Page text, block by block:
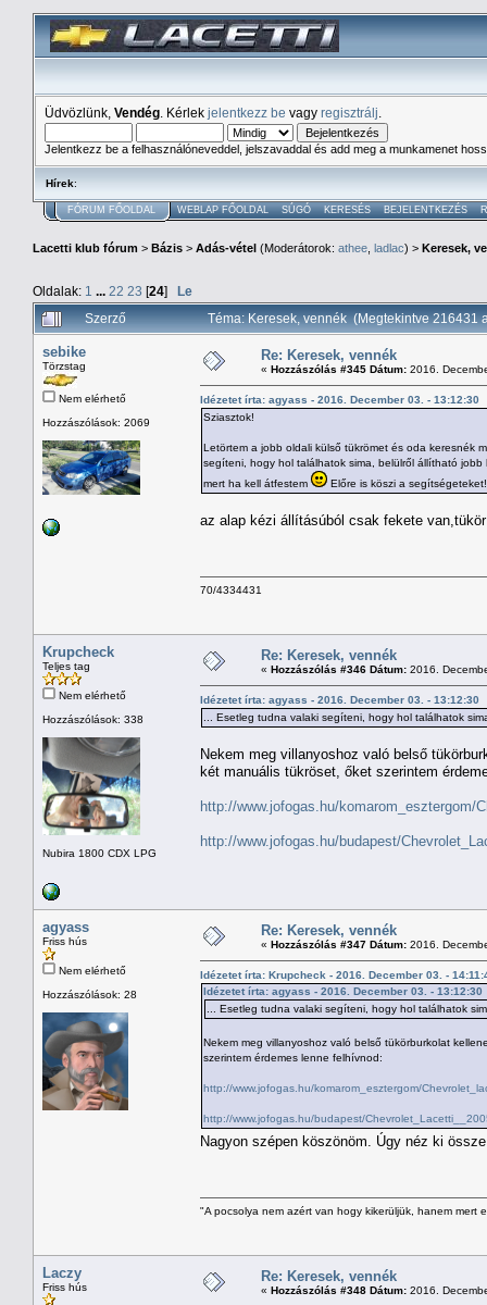
Üdvözlünk, Vendég . Kérlek jelentkezz be vagy regisztrálj
Jelentkezz be a felhasználóneveddel, jelszavaddal és add meg a munkamenet
Hírek:
FÓRUM FŐOLDAL WEBLAP FŐOLDAL SÚGÓ KERESÉS BEJELENTKEZÉS
Lacetti klub fórum > Bázis > Adás-vétel (Moderátorok: athee ladlac) > Keresek,
Oldalak: 1 ... 22 23 [24] Le
Szerző
Téma: Keresek, vennék (Megtekintve 216431
sebike
Törzstag
Nem elérhető
Hozzászólások: 2069
Re: Keresek, vennék
« Hozzászólás #345 Dátum: 2016.
Idézetet írta: agyass - 2016. December 03. - 13:12:30
Sziasztok!
Letörtem a jobb oldali külső tükrömet és oda keresnék
segíteni, hogy hol találhatok sima, belülről állítható
mert ha kell átfestem
Előre is köszi a segítségeteket!
az alap kézi állításúból csak fekete
70/4334431
Krupcheck
Teljes tag
Nem elérhető
Hozzászólások: 338
Nubira 1800 CDX LPG
Re: Keresek, vennék
« Hozzászólás #346 Dátum: 2016.
Idézetet írta: agyass - 2016. December 03. - 13:12:30
... Esetleg tudna valaki segíteni, hogy hol találhatok
Nekem meg villanyoshoz való belső
két manuális tükröset, őket szerintem
http://www.jofogas.hu/komarom_esztergom/
http://www.jofogas.hu/budapest/
agyass
Friss hús
Nem elérhető
Hozzászólások: 28
Re: Keresek, vennék
« Hozzászólás #347 Dátum: 2016.
Idézetet írta: Krupcheck - 2016. December 03. -
Idézetet írta: agyass - 2016. December 03. - 13:12:30
... Esetleg tudna valaki segíteni, hogy hol találhatok
Nekem meg villanyoshoz való belső tükörburkolat
szerintem érdemes lenne felhívnod:
http://www.jofogas.hu/komarom_esztergom/
http://www.jofogas.hu/budapest/
Nagyon szépen köszönöm. Úgy néz ki
"A pocsolya nem azért van hogy kikerüljük, hanem mert
Laczy
Friss hús
Re: Keresek, vennék
« Hozzászólás #348 Dátum: 2016.